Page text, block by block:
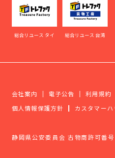
総合リユース タイ 総合リユース 台湾
会社案内 電子公告
利用規約
個人情報保護方針
カスタマー
静岡県公安委員会 古物商許可番